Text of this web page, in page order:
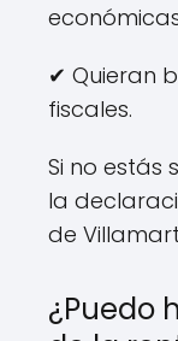
✔ Quieran
fiscales.
Si no estás
la
de
¿Puedo